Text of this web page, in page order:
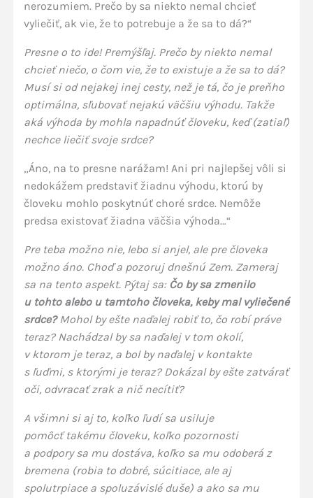
nerozumiem. Prečo by sa niekto nemal chcieť
vyliečiť, ak vie, že to potrebuje a že sa to dá?“
Presne o to ide! Premýšľaj. Prečo by niekto nemal
chcieť niečo, o čom vie, že to existuje a že sa to dá?
Musí si od nejakej inej cesty, než je tá, čo je preňho
optimálna, sľubovať nejakú väčšiu výhodu. Takže
aká výhoda by mohla napadnúť človeku, keď (zatiaľ)
nechce liečiť svoje srdce?
„Áno, na to presne narážam! Ani pri najlepšej vôli si
nedokážem predstaviť žiadnu výhodu, ktorú by
človeku mohlo poskytnúť choré srdce. Nemôže
predsa existovať žiadna väčšia výhoda…“
Pre teba možno nie, lebo si anjel, ale pre človeka
možno áno. Choď a pozoruj dnešnú Zem. Zameraj
sa na tento aspekt. Pýtaj sa: Čo by sa zmenilo
u tohto alebo u tamtoho človeka, keby mal vyliečené
srdce?Mohol by ešte naďalej robiť to, čo robí práve
teraz? Nachádzal by sa naďalej v tom okolí,
v ktorom je teraz, a bol by naďalej v kontakte
s ľuďmi, s ktorými je teraz? Dokázal by ešte zatvárať
oči, odvracať zrak a nič necítiť?
A všimni si aj to, koľko ľudí sa usiluje
pomôcť takému človeku, koľko pozornosti
a podpory sa mu dostáva, koľko sa mu odoberá z
bremena (robia to dobré, súcitiace, ale aj
spolutrpiace a spoluzávislé duše) a ako sa mu